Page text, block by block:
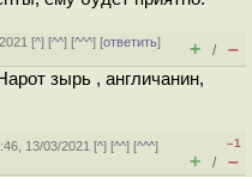
[^] [^^] [^^^] [ответить]
+ / –
зырь , англичанин,
13/03/2021 [^] [^^] [^^^]
–1
+ / –